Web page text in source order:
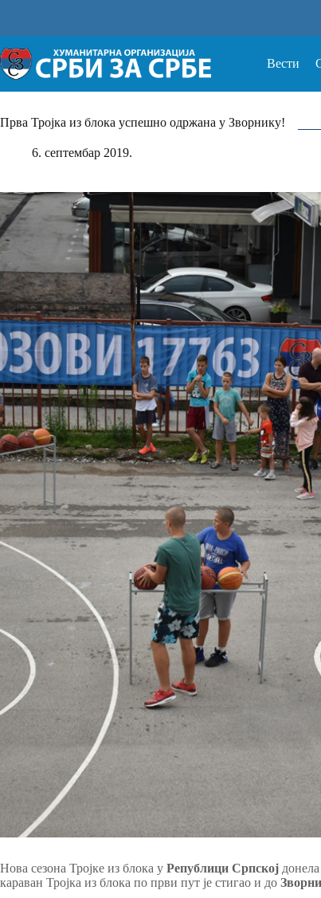
Вести
Прва Тројка из блока успешно одржана у Зворнику!
6. септембар 2019.
Нова сезона Тројке из блока у Републици Српској
караван Тројка из блока по први пут је стигао и до